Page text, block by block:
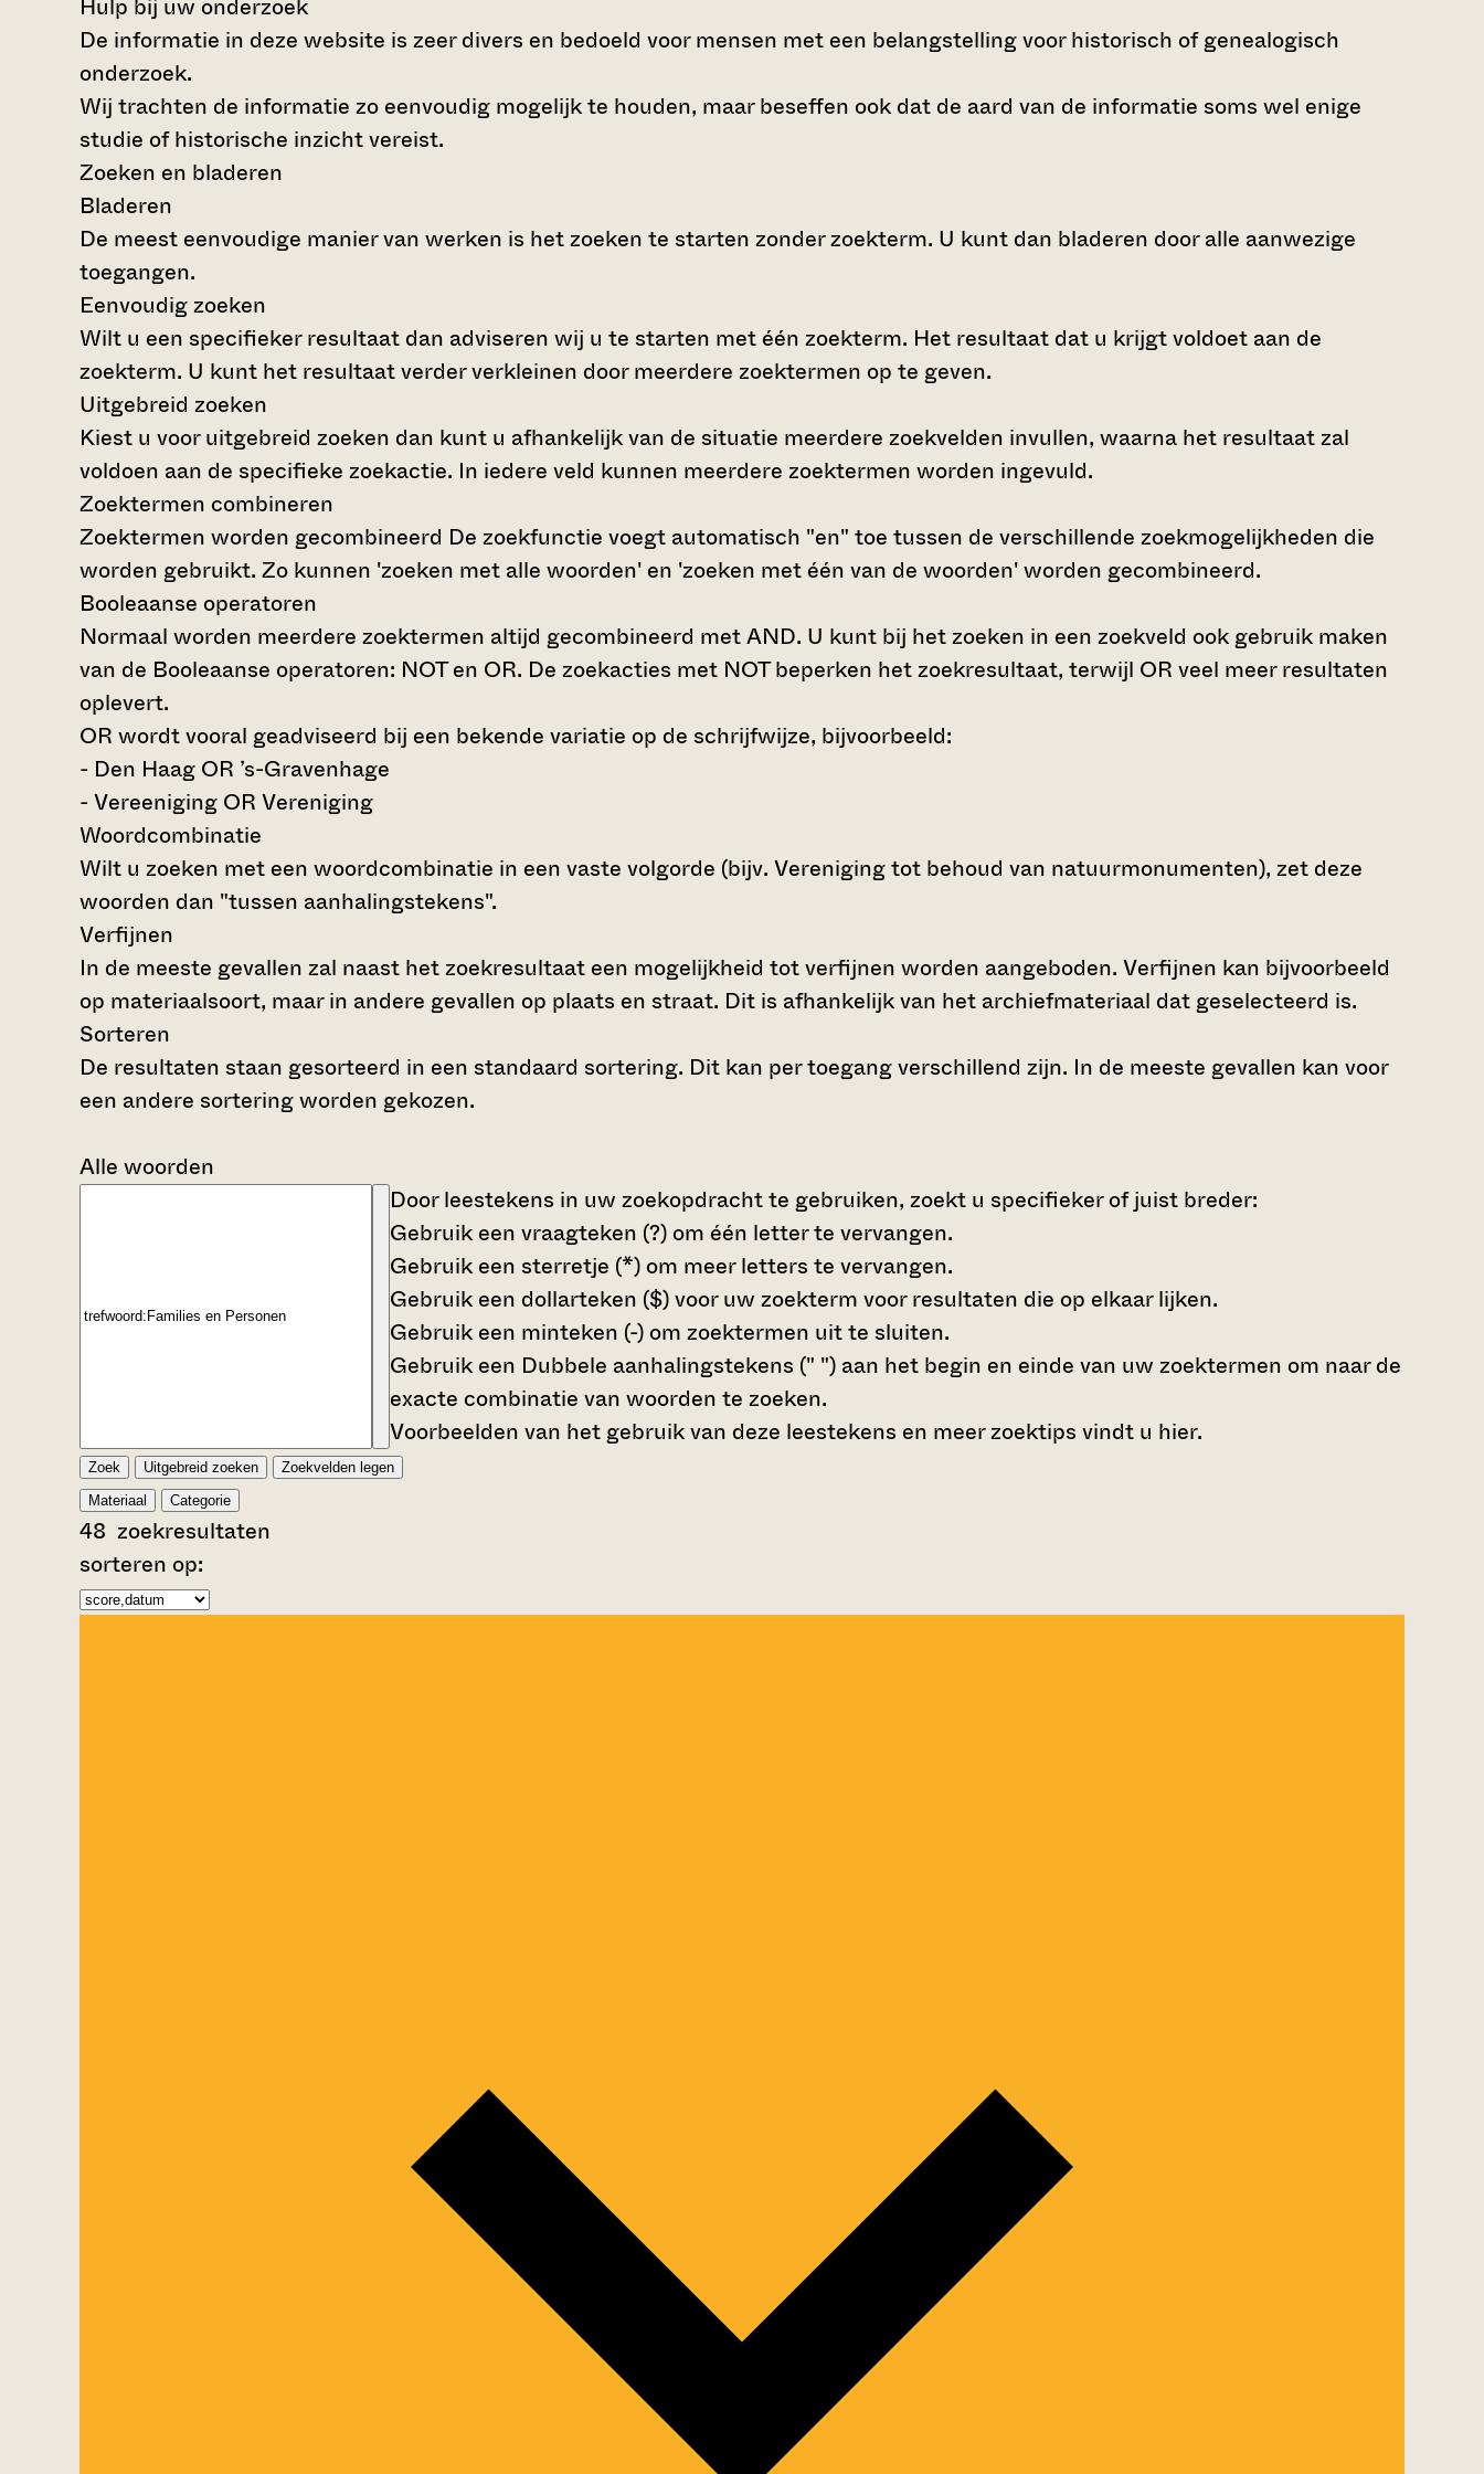
Hulp bij uw onderzoek
De informatie in deze website is zeer divers en bedoeld voor mensen met een belangstelling voor historisch of genealogisch
onderzoek.
Wij trachten de informatie zo eenvoudig mogelijk te houden, maar beseffen ook dat de aard van de informatie soms wel enige
studie of historische inzicht vereist.
Zoeken en bladeren
Bladeren
De meest eenvoudige manier van werken is het zoeken te starten zonder zoekterm. U kunt dan bladeren door alle aanwezige
toegangen.
Eenvoudig zoeken
Wilt u een specifieker resultaat dan adviseren wij u te starten met één zoekterm. Het resultaat dat u krijgt voldoet aan de
zoekterm. U kunt het resultaat verder verkleinen door meerdere zoektermen op te geven.
Uitgebreid zoeken
Kiest u voor uitgebreid zoeken dan kunt u afhankelijk van de situatie meerdere zoekvelden invullen, waarna het resultaat zal
voldoen aan de specifieke zoekactie. In iedere veld kunnen meerdere zoektermen worden ingevuld.
Zoektermen combineren
Zoektermen worden gecombineerd De zoekfunctie voegt automatisch "en" toe tussen de verschillende zoekmogelijkheden die
worden gebruikt. Zo kunnen 'zoeken met alle woorden' en 'zoeken met één van de woorden' worden gecombineerd.
Booleaanse operatoren
Normaal worden meerdere zoektermen altijd gecombineerd met AND. U kunt bij het zoeken in een zoekveld ook gebruik maken
van de Booleaanse operatoren: NOT en OR. De zoekacties met NOT beperken het zoekresultaat, terwijl OR veel meer resultaten
oplevert.
OR wordt vooral geadviseerd bij een bekende variatie op de schrijfwijze, bijvoorbeeld:
- Den Haag OR ’s-Gravenhage
- Vereeniging OR Vereniging
Woordcombinatie
Wilt u zoeken met een woordcombinatie in een vaste volgorde (bijv. Vereniging tot behoud van natuurmonumenten), zet deze
woorden dan "tussen aanhalingstekens".
Verfijnen
In de meeste gevallen zal naast het zoekresultaat een mogelijkheid tot verfijnen worden aangeboden. Verfijnen kan bijvoorbeeld
op materiaalsoort, maar in andere gevallen op plaats en straat. Dit is afhankelijk van het archiefmateriaal dat geselecteerd is.
Sorteren
De resultaten staan gesorteerd in een standaard sortering. Dit kan per toegang verschillend zijn. In de meeste gevallen kan voor
een andere sortering worden gekozen.
Alle woorden
Door leestekens in uw zoekopdracht te gebruiken, zoekt u specifieker of juist breder:
Gebruik een vraagteken (?) om één letter te vervangen.
Gebruik een sterretje (*) om meer letters te vervangen.
Gebruik een dollarteken ($)voor uw zoekterm voor resultaten die op elkaar lijken.
Gebruik een minteken (-) om zoektermen uit te sluiten.
Gebruik een Dubbele aanhalingstekens (" ") aan het begin en einde van uw zoektermen om naar de
exacte combinatie van woorden te zoeken.
Voorbeelden van het gebruik van deze leestekens en meer zoektips vindt u hier.
Zoek Uitgebreid zoeken
Zoekvelden legen
Materiaal
Categorie
48 zoekresultaten
sorteren op: